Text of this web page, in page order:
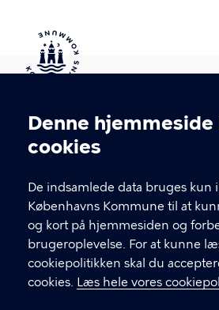
Denne
cookies
De indsamlede data bruges kun
Københavns Kommune til at
og kort på hjemmesiden og
brugeroplevelse. For at kunne
cookiepolitikken skal du
cookies. Læs hele vores
Kontakt Københavns
T
fFind andre kontakter her
CVR-nummer64942212
GENVEJE